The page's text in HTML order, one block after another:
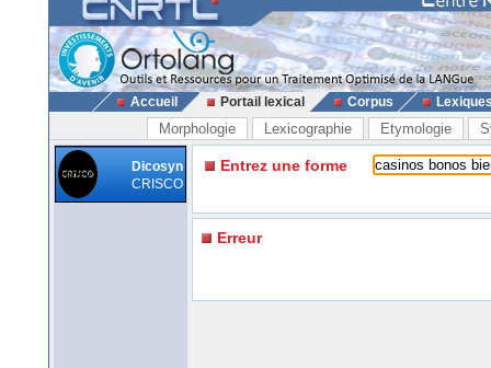
Accueil Portail lexical Corpus
Morphologie Lexicographie Etymologie
Dicosyn
CRISCO
Entrez une forme
Erreur